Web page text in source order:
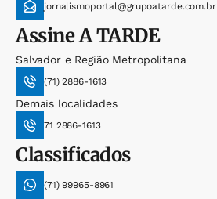
jornalismoportal@grupoatarde.com.br
AssineA TARDE
Salvador e Região Metropolitana
(71) 2886-1613
Demais localidades
71 2886-1613
Classificados
(71) 99965-8961